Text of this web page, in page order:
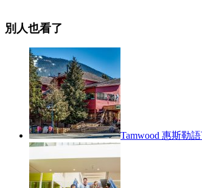
別人也看了
Tamwood 惠斯勒